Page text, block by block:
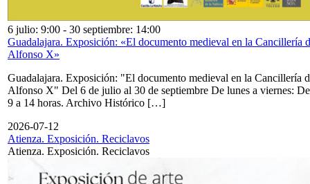
6 julio: 9:00 - 30 septiembre: 14:00
Guadalajara. Exposición: «El documento medieval en la Cancillería
Alfonso X»
Guadalajara. Exposición: "El documento medieval en la Cancillería
Alfonso X" Del 6 de julio al 30 de septiembre De lunes a viernes: De
9 a 14 horas. Archivo Histórico […]
2026-07-12
Atienza. Exposición. Reciclavos
Atienza. Exposición. Reciclavos